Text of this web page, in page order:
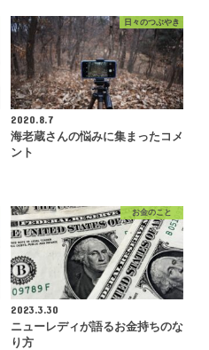
日々のつぶやき
2020.8.7
海老蔵さんの悩みに集まったコメ
ント
お金のこと
2023.3.30
ニューレディが語るお金持ちのな
り方